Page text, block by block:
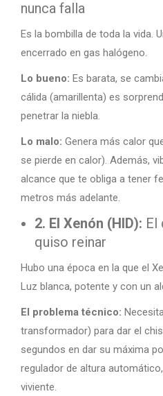
nunca falla
Es la bombilla de toda la vida.
encerrado en gas halógeno.
Lo bueno: Es barata, se
cálida (amarillenta) es
penetrar la niebla.
Lo malo: Genera más calor
se pierde en calor). Además,
alcance que te obliga a tener
metros más adelante.
2. El Xenón (HID): El
quiso reinar
Hubo una época en la que el
Luz blanca, potente y con un
El problema técnico:
transformador) para dar el
segundos en dar su máxima
regulador de altura
viviente.